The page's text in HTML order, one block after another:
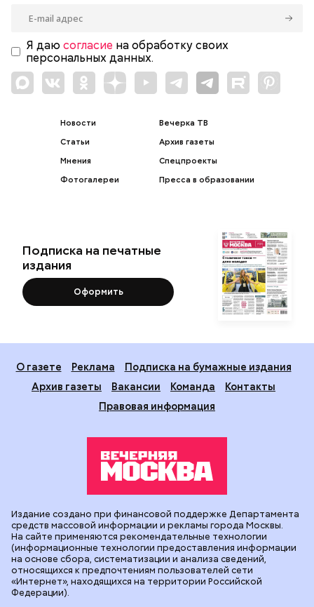
Я даю согласие на обработку своих
персональных данных.
Новости
Статьи
Мнения
Фотогалереи
Вечерка ТВ
Архив газеты
Спецпроекты
Пресса в образовании
Подписка на печатные
издания
Оформить
О газете Реклама
Подписка на бумажные издания
Архив газеты
Вакансии Команда
Контакты
Правовая информация
Издание создано при финансовой поддержке Департамента
средств массовой информации и рекламы города Москвы.
На сайте применяются рекомендательные технологии
(информационные технологии предоставления информации
на основе сбора, систематизации и анализа сведений,
относящихся к предпочтениям пользователей сети
«Интернет», находящихся на территории Российской
Федерации).